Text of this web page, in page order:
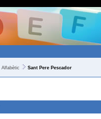
Alfabètic Sant Pere Pescador